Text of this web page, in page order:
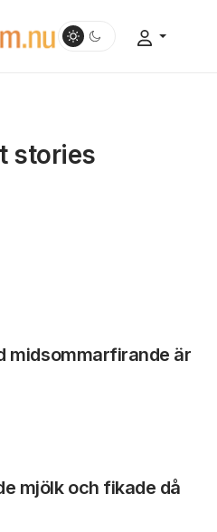
stories
midsommarfirande är
mjölk och fikade då